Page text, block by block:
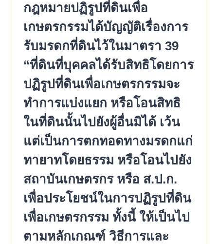
กฎหมายปฏิรูปที่ดินเพื่อ
เกษตรกรรมได้บัญญัติเรื่องการ
รับมรดกที่ดินไว้ในมาตรา 39
“ที่ดินที่บุคคลได้รับสิทธิโดยการ
ปฏิรูปที่ดินเพื่อเกษตรกรรมจะ
ทำการแบ่งแยก หรือโอนสิทธิ
ในที่ดินนั้นไปยังผู้อื่นมิได้ เว้น
แต่เป็นการตกทอดทางมรดกแก่
ทายาทโดยธรรม หรือโอนไปยัง
สถาบันเกษตรกร หรือ ส.ป.ก.
เพื่อประโยชน์ในการปฏิรูปที่ดิน
เพื่อเกษตรกรรม ทั้งนี้ ให้เป็นไป
ตามหลักเกณฑ์ วิธีการและ